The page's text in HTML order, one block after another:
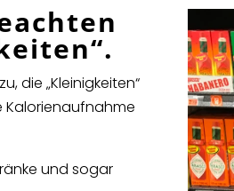
die „Kleinigkeiten“
Kalorienaufnahme
und sogar